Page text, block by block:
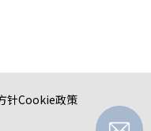
针Cookie政策